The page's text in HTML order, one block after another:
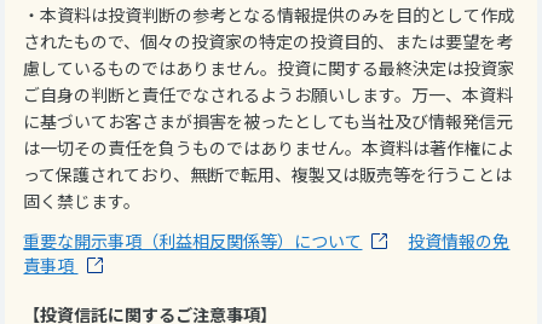
・本資料は投資判断の参考となる情報提供のみを目的として作成
されたもので、個々の投資家の特定の投資目的、または要望を考
慮しているものではありません。投資に関する最終決定は投資家
ご自身の判断と責任でなされるようお願いします。万一、本資料
に基づいてお客さまが損害を被ったとしても当社及び情報発信元
は一切その責任を負うものではありません。本資料は著作権によ
って保護されており、無断で転用、複製又は販売等を行うことは
固く禁じます。
重要な開示事項（利益相反関係等）について
投資情報の免
責事項
【投資信託に関するご注意事項】